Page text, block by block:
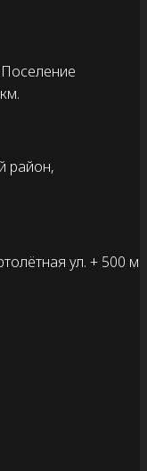
район,
ул. + 500 м